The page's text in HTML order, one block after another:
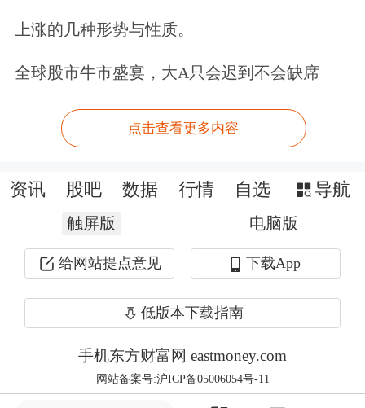
同日，创远信科公告正推进“双线”布
签署了《战略意向合作协议》。
将本着平等互利、优势互补、共同发展
的原则，充分发挥各自优势，实现资源
的优化配置和高效利用，促进双方的业
务增长和品牌提升。创远信科将根据凯
电信号测试及软硬件测试解决方案；凯
上涨的几种形势与性质。
全球股市牛市盛宴，大A只会迟到不会缺席
点击查看更多内容
资讯 股吧 数据 行情 自选 导航
触屏版 电脑版
给网站提点意见 下载App
低版本下载指南
手机东方财富网 eastmoney.com
网站备案号:沪ICP备05006054号-11